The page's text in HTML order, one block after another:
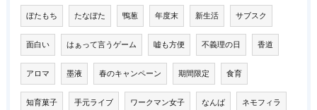
ぼたもち たなぼた 鴨葱 年度末 新生活 サブスク
面白い はぁって言うゲーム 嘘も方便 不義理の日 香道
アロマ 墨液 春のキャンペーン 期間限定 食育
知育菓子 手元ライブ ワークマン女子 なんば ネモフィラ